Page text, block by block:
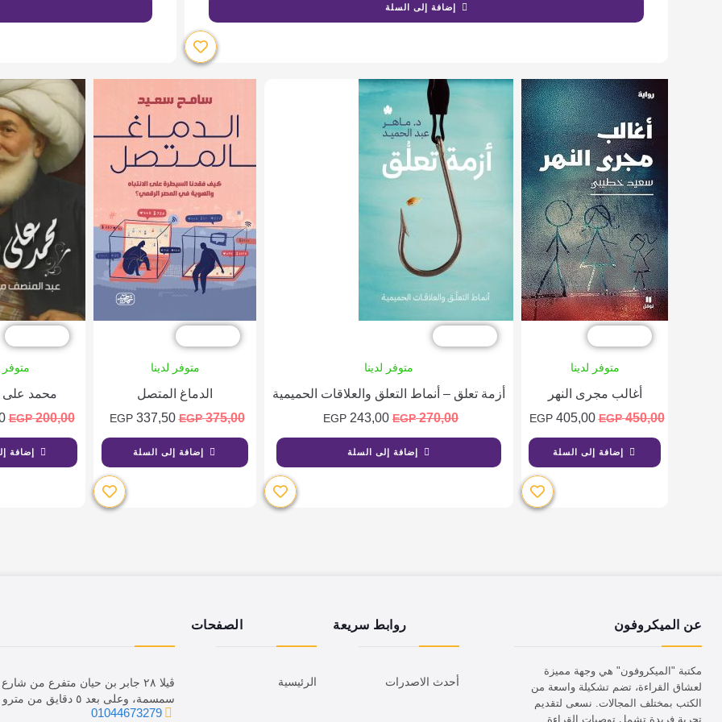
إضافة إلى السلة
متوفر لدينا
أغالب مجرى النهر
450,00
EGP
405,00
EGP
إضافة إلى السلة
متوفر لدينا
أزمة تعلق – أنماط التعلق والعلاقات الحميمية
270,00
EGP
243,00
EGP
إضافة إلى السلة
متوفر لدينا
الدماغ المتصل
375,00
EGP
337,50
EGP
إضافة إلى السلة
متوفر
محمد على
200,00
EGP
إضافة
عن الميكروفون
مكتبة "الميكروفون" هي وجهة مميزة
لعشاق القراءة، تضم تشكيلة واسعة من
الكتب بمختلف المجالات. نسعى لتقديم
تجربة فريدة تشمل توصيات القراءة
روابط سريعة
أحدث الاصدرات
الصفحات
الرئيسية
ڤيلا ٢٨ جابر بن حيان متفرع من
سمسمة، وعلى بعد ٥ دقايق من مترو الدقي.
01044673279